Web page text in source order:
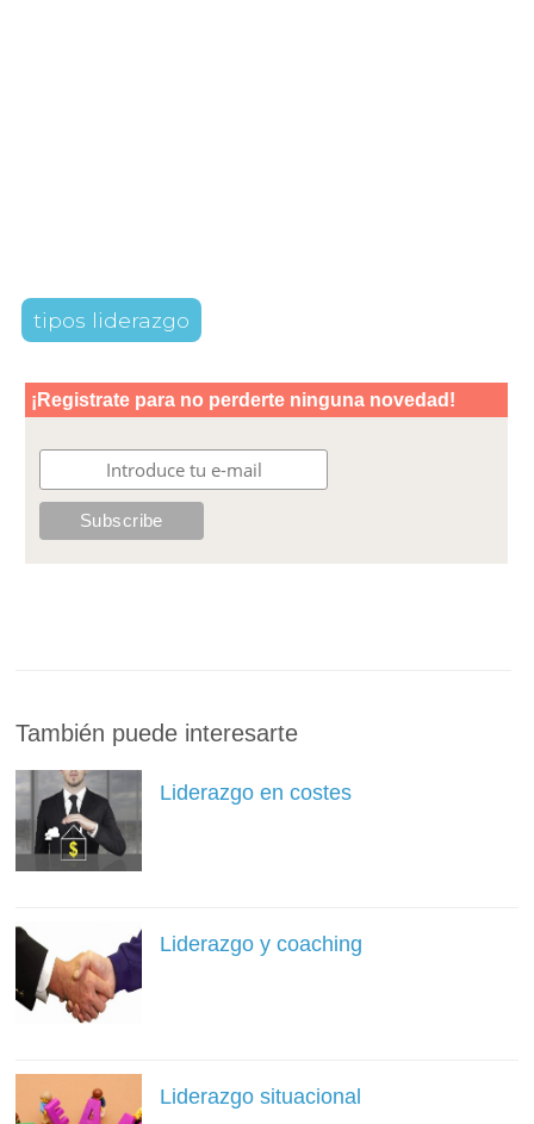
tipos liderazgo
También puede interesarte
Liderazgo en costes
Liderazgo y coaching
Liderazgo situacional